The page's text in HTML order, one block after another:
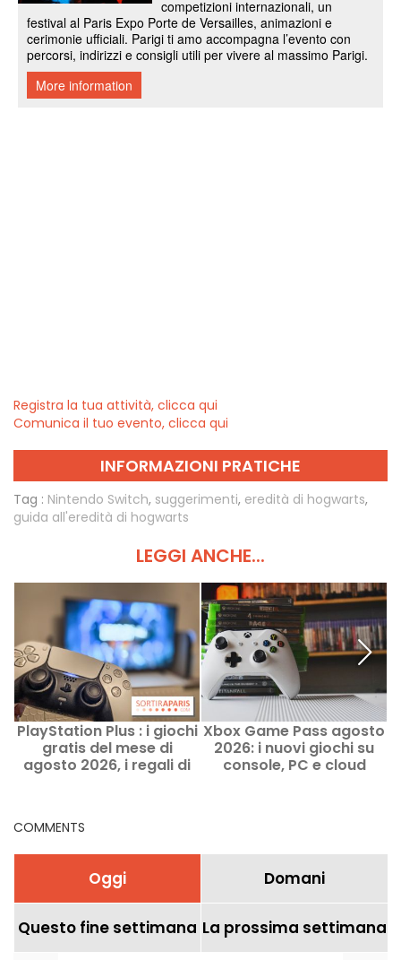
Registra la tua attività, clicca qui
Comunica il tuo evento, clicca qui
INFORMAZIONI PRATICHE
Tag : Nintendo Switch, suggerimenti, eredità di hogwarts,
guida all'eredità di hogwarts
LEGGI ANCHE...
PlayStation Plus : i giochi
gratis del mese di
agosto 2026, i regali di
Xbox Game Pass agosto
2026: i nuovi giochi su
console, PC e cloud
COMMENTS
Oggi Domani
Questo fine settimana La prossima settimana